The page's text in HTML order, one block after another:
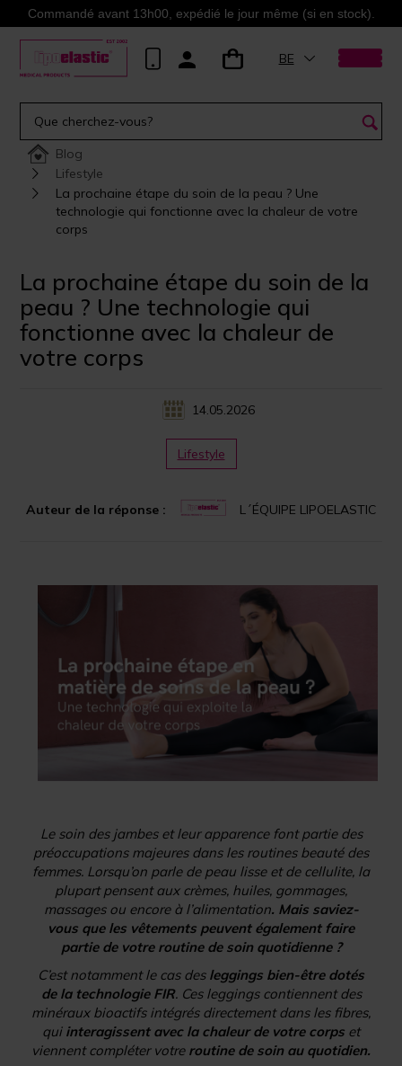
Commandé avant 13h00, expédié le jour même (si en stock).
BE
Blog
Lifestyle
La prochaine étape du soin de la peau ? Une
technologie qui fonctionne avec la chaleur de votre
corps
La prochaine étape du soin de la
peau ? Une technologie qui
fonctionne avec la chaleur de
votre corps
14.05.2026
Auteur de la réponse : L´ÉQUIPE LIPOELASTIC
Lifestyle
Le soin des jambes et leur apparence font partie des
préoccupations majeures dans les routines beauté des
femmes. Lorsqu’on parle de peau lisse et de cellulite, la
plupart pensent aux crèmes, huiles, gommages,
massages ou encore à l’alimentation. Mais saviez-
vous que les vêtements peuvent également faire
partie de votre routine de soin quotidienne ?
C’est notamment le cas des leggings bien-être dotés
de la technologie FIR. Ces leggings contiennent des
minéraux bioactifs intégrés directement dans les fibres,
qui interagissent avec la chaleur de votre corps et
viennent compléter votre routine de soin au quotidien.